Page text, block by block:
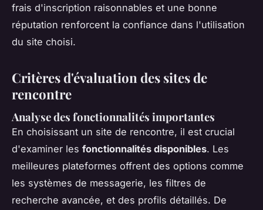
frais d'inscription raisonnables et une bonne
réputation renforcent la confiance dans l'utilisation
du site choisi.
Critères d'évaluation des sites de
rencontre
Analyse des fonctionnalités importantes
En choisissant un site de rencontre, il est crucial
d'examiner les fonctionnalités disponibles. Les
meilleures plateformes offrent des options comme
les systèmes de messagerie, les filtres de
recherche avancée, et des profils détaillés. De